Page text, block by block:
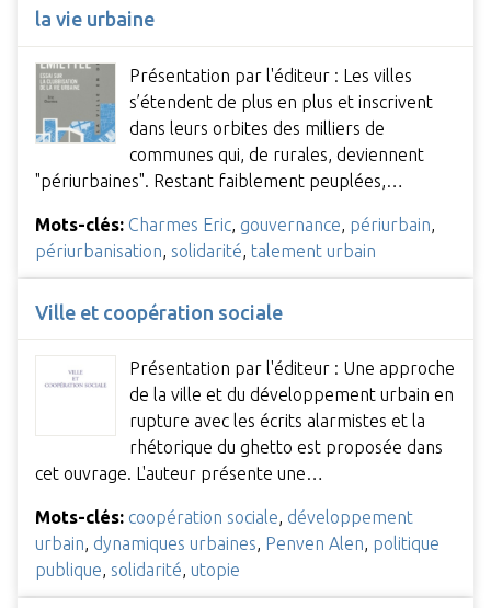
la vie urbaine
Présentation par l'éditeur : Les villes
s’étendent de plus en plus et inscrivent
dans leurs orbites des milliers de
communes qui, de rurales, deviennent
"périurbaines". Restant faiblement peuplées,…
Mots-clés: Charmes Eric gouvernance périurbain
périurbanisation solidarité talement urbain
Ville et coopération sociale
Présentation par l'éditeur : Une approche
de la ville et du développement urbain en
rupture avec les écrits alarmistes et la
rhétorique du ghetto est proposée dans
cet ouvrage. L'auteur présente une…
Mots-clés: coopération sociale, développement
urbain, dynamiques urbaines, Penven Alen, politique
publique, solidarité, utopie